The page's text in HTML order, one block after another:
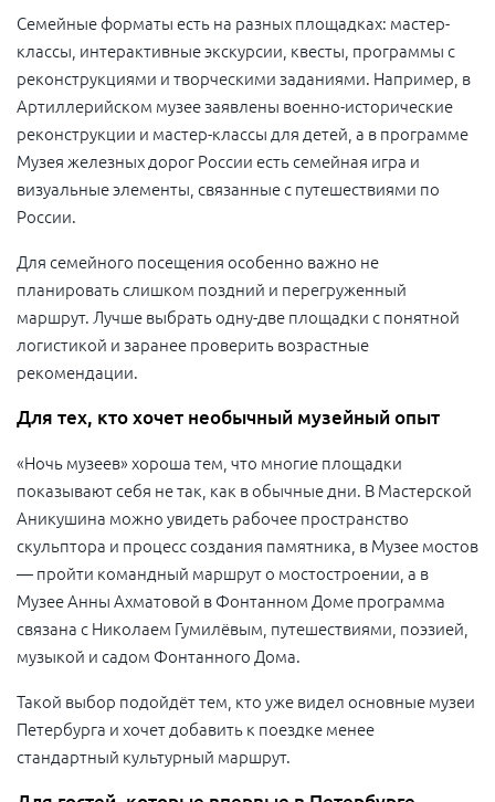
Семейные форматы есть на разных площадках: мастер-
классы, интерактивные экскурсии, квесты, программы с
реконструкциями и творческими заданиями. Например, в
Артиллерийском музее заявлены военно-исторические
реконструкции и мастер-классы для детей, а в программе
Музея железных дорог России есть семейная игра и
визуальные элементы, связанные с путешествиями по
России.
Для семейного посещения особенно важно не
планировать слишком поздний и перегруженный
маршрут. Лучше выбрать одну-две площадки с понятной
логистикой и заранее проверить возрастные
рекомендации.
Для тех, кто хочет необычный музейный опыт
«Ночь музеев» хороша тем, что многие площадки
показывают себя не так, как в обычные дни. В Мастерской
Аникушина можно увидеть рабочее пространство
скульптора и процесс создания памятника, в Музее мостов
— пройти командный маршрут о мостостроении, а в
Музее Анны Ахматовой в Фонтанном Доме программа
связана с Николаем Гумилёвым, путешествиями, поэзией,
музыкой и садом Фонтанного Дома.
Такой выбор подойдёт тем, кто уже видел основные музеи
Петербурга и хочет добавить к поездке менее
стандартный культурный маршрут.